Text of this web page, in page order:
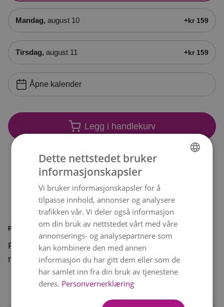
mandag, august 10 +kr 159
tirsdag, august 11 +kr 159
Åpne kalender
Legg i handlekurv
PRODUKTINFORMASJON
Floristen lager en bedårende bukett, en ekte
rosedrøm i tonene rosa og hvitt.
ENGLISH
Dette nettstedet bruker
informasjonskapsler
Vi bruker informasjonskapsler for å
tilpasse innhold, annonser og analysere
trafikken vår. Vi deler også informasjon
om din bruk av nettstedet vårt med våre
annonserings- og analysepartnere som
kan kombinere den med annen
informasjon du har gitt dem eller som de
har samlet inn fra din bruk av tjenestene
deres. Personvernerklæring